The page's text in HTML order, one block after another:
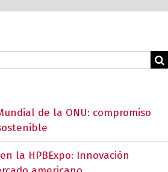
de la ONU: compromiso
la HPBExpo: Innovación